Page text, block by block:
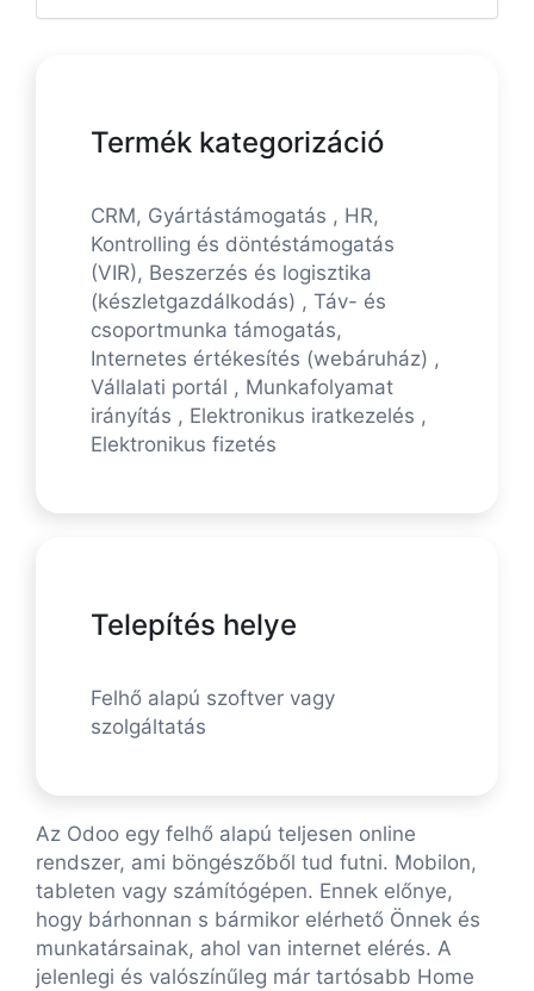
Termék kategorizáció
CRM, Gyártástámogatás , HR,
Kontrolling és döntéstámogatás
(VIR), Beszerzés és logisztika
(készletgazdálkodás) , Táv- és
csoportmunka támogatás,
Internetes értékesítés (webáruház) ,
Vállalati portál , Munkafolyamat
irányítás , Elektronikus iratkezelés ,
Elektronikus fizetés
Telepítés helye
Felhő alapú szoftver vagy
szolgáltatás
Az Odoo egy felhő alapú teljesen online
rendszer, ami böngészőből tud futni. Mobilon,
tableten vagy számítógépen. Ennek előnye,
hogy bárhonnan s bármikor elérhető Önnek és
munkatársainak, ahol van internet elérés. A
jelenlegi és valószínűleg már tartósabb Home